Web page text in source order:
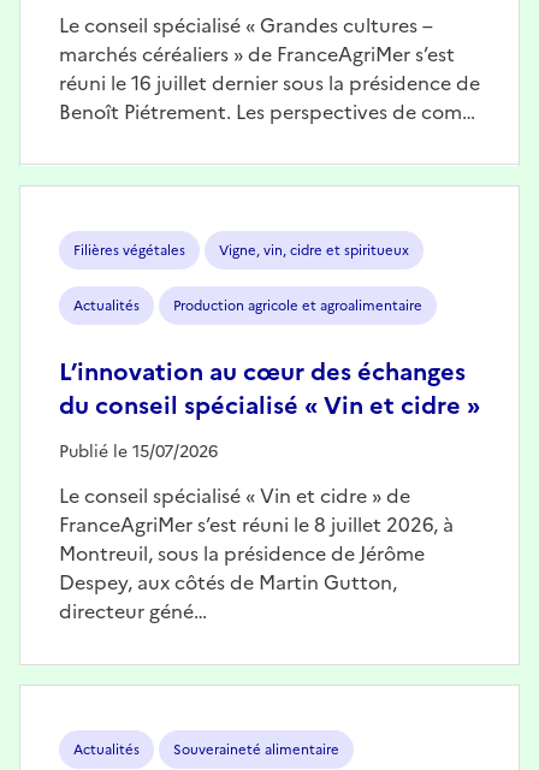
Le conseil spécialisé « Grandes cultures –
marchés céréaliers » de FranceAgriMer s’est
réuni le 16 juillet dernier sous la présidence de
Benoît Piétrement. Les perspectives de com…
Filières végétales Vigne, vin, cidre et spiritueux
Actualités Production agricole et agroalimentaire
L’innovation au cœur des échanges
du conseil spécialisé « Vin et cidre »
Publié le 15/07/2026
Le conseil spécialisé « Vin et cidre » de
FranceAgriMer s’est réuni le 8 juillet 2026, à
Montreuil, sous la présidence de Jérôme
Despey, aux côtés de Martin Gutton,
directeur géné…
Actualités Souveraineté alimentaire